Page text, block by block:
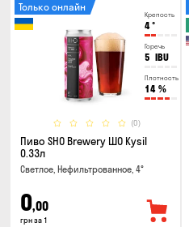
Крепость
4°
Горечь
5 IBU
Плотность
14 %
(0)
Только онлайн
Пиво SHO Brewery ШО Kysil
0.33л
Светлое, Нефильтрованное, 4°
0,00
грн за 1